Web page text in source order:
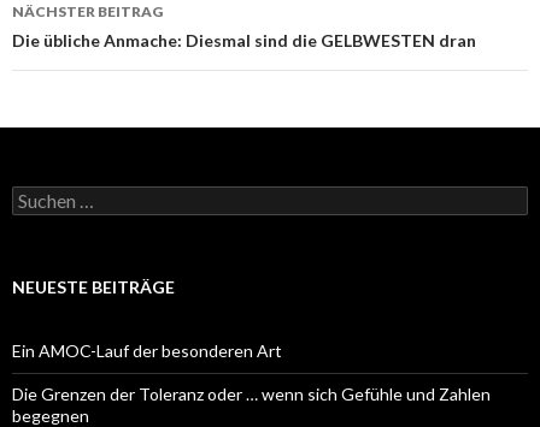
NÄCHSTER BEITRAG
Die übliche Anmache: Diesmal sind die GELBWESTEN dran
Suchen
nach:
NEUESTE BEITRÄGE
Ein AMOC-Lauf der besonderen Art
Die Grenzen der Toleranz oder … wenn sich Gefühle und Zahlen
begegnen